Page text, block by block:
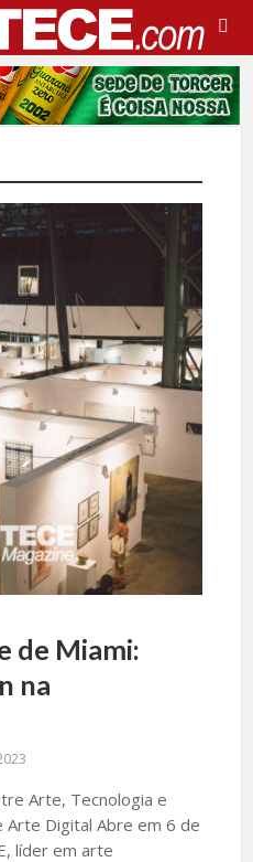
de Miami:
na
Arte, Tecnologia e
Arte Digital Abre em 6 de
líder em arte